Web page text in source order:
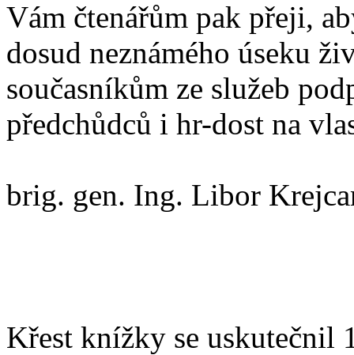
Vám čtenářům pak přeji,
dosud neznámého úseku
současníkům ze služeb
předchůdců i hr-dost na
brig. gen. Ing. Libor
Křest knížky se uskutečnil